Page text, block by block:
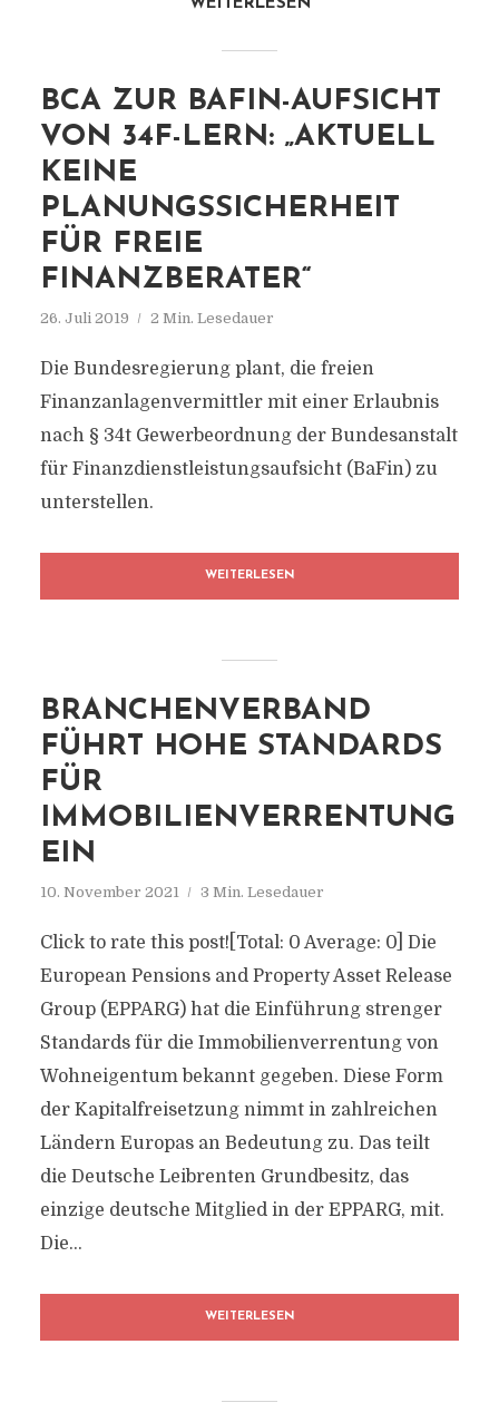
WEITERLESEN
BCA ZUR BAFIN-AUFSICHT
VON 34F-LERN: „AKTUELL
KEINE
PLANUNGSSICHERHEIT
FÜR FREIE
FINANZBERATER“
26. Juli 2019 2 Min. Lesedauer
Die Bundesregierung plant, die freien
Finanzanlagenvermittler mit einer Erlaubnis
nach § 34t Gewerbeordnung der Bundesanstalt
für Finanzdienstleistungsaufsicht (BaFin) zu
unterstellen.
WEITERLESEN
BRANCHENVERBAND
FÜHRT HOHE STANDARDS
FÜR
IMMOBILIENVERRENTUNG
EIN
10. November 2021 3 Min. Lesedauer
Click to rate this post![Total: 0 Average: 0] Die
European Pensions and Property Asset Release
Group (EPPARG) hat die Einführung strenger
Standards für die Immobilienverrentung von
Wohneigentum bekannt gegeben. Diese Form
der Kapitalfreisetzung nimmt in zahlreichen
Ländern Europas an Bedeutung zu. Das teilt
die Deutsche Leibrenten Grundbesitz, das
einzige deutsche Mitglied in der EPPARG, mit.
Die...
WEITERLESEN